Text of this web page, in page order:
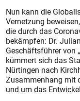
Nun kann die
Vernetzung
die durch das
bekämpfen: Dr.
Geschäftsführer von
kümmert sich das
Nürtingen nach
Zusammenhang mit
und um das